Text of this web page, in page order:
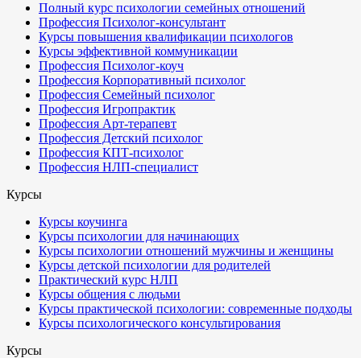
Полный курс психологии семейных отношений
Профессия Психолог-консультант
Курсы повышения квалификации психологов
Курсы эффективной коммуникации
Профессия Психолог-коуч
Профессия Корпоративный психолог
Профессия Семейный психолог
Профессия Игропрактик
Профессия Арт-терапевт
Профессия Детский психолог
Профессия КПТ-психолог
Профессия НЛП-специалист
Курсы
Курсы коучинга
Курсы психологии для начинающих
Курсы психологии отношений мужчины и женщины
Курсы детской психологии для родителей
Практический курс НЛП
Курсы общения с людьми
Курсы практической психологии: современные подходы
Курсы психологического консультирования
Курсы